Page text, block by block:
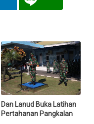
Dan Lanud Buka Latihan
Pertahanan Pangkalan